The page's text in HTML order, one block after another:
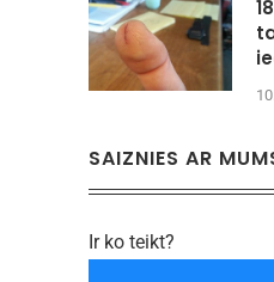
SAIZNIES AR
Ir ko teikt?